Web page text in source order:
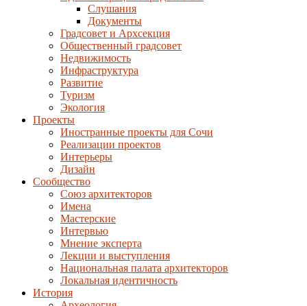
Слушания
Документы
Градсовет и Архсекция
Общественный градсовет
Недвижимость
Инфраструктура
Развитие
Туризм
Экология
Проекты
Иностранные проекты для Сочи
Реализации проектов
Интерьеры
Дизайн
Сообщество
Союз архитекторов
Имена
Мастерские
Интервью
Мнение эксперта
Лекции и выступления
Национальная палата архитекторов
Локальная идентичность
История